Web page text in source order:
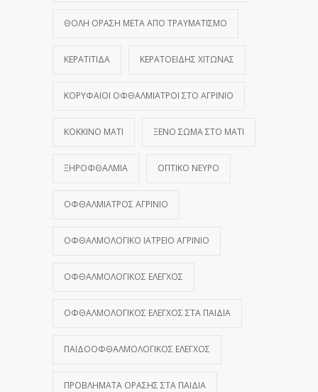
ΘΟΛΉ ΌΡΑΣΗ ΜΕΤΆ ΑΠΌ ΤΡΑΥΜΑΤΙΣΜΌ
ΚΕΡΑΤΊΤΙΔΑ ΚΕΡΑΤΟΕΙΔΉΣ ΧΙΤΏΝΑΣ
ΚΟΡΥΦΑΊΟΙ ΟΦΘΑΛΜΊΑΤΡΟΙ ΣΤΟ ΑΓΡΊΝΙΟ
ΚΌΚΚΙΝΟ ΜΆΤΙ ΞΈΝΟ ΣΏΜΑ ΣΤΟ ΜΆΤΙ
ΞΗΡΟΦΘΑΛΜΊΑ ΟΠΤΙΚΌ ΝΕΎΡΟ
ΟΦΘΑΛΜΊΑΤΡΟΣ ΑΓΡΊΝΙΟ
ΟΦΘΑΛΜΟΛΟΓΙΚΌ ΙΑΤΡΕΊΟ ΑΓΡΊΝΙΟ
ΟΦΘΑΛΜΟΛΟΓΙΚΌΣ ΈΛΕΓΧΟΣ
ΟΦΘΑΛΜΟΛΟΓΙΚΌΣ ΈΛΕΓΧΟΣ ΣΤΑ ΠΑΙΔΙΆ
ΠΑΙΔΟΟΦΘΑΛΜΟΛΟΓΙΚΌΣ ΈΛΕΓΧΟΣ
ΠΡΟΒΛΉΜΑΤΑ ΌΡΑΣΗΣ ΣΤΑ ΠΑΙΔΙΆ